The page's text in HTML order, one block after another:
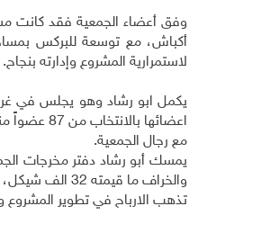
لاستمرارية المشروع وإدارته بنجاح.
يكمل ابو رشاد وهو يجلس في
مع رجال الجمعية.
يمسك أبو رشاد دفتر مخرجات
والخراف ما قيمته 32 الف شيكل، ما شكل نقلة كبيرة في مستوى انتاج الجمعية سنوظفه جيداً لتطويرها".
تذهب الارباح في تطوير